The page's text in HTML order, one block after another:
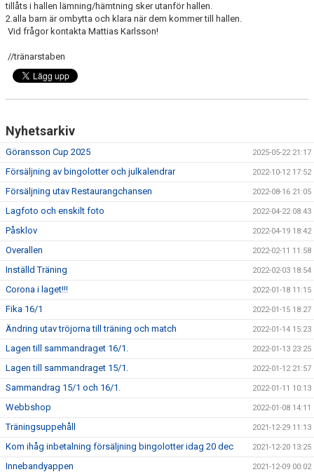
DOKUMENT
KONTAKT
BETALNINGSINFORMATION
tillåts i hallen lämning/hämtning sker utanför hallen.
2.alla barn är ombytta och klara när dem kommer till hallen.
Vid frågor kontakta Mattias Karlsson!
//tränarstaben
Nyhetsarkiv
Göransson Cup 2025 2025-05-22 21:17
Försäljning av bingolotter och julkalendrar 2022-10-12 17:52
Försäljning utav Restaurangchansen 2022-08-16 21:05
Lagfoto och enskilt foto 2022-04-22 08:43
Påsklov 2022-04-19 18:42
Overallen 2022-02-11 11:58
Inställd Träning 2022-02-03 18:54
Corona i laget!!! 2022-01-18 11:15
Fika 16/1 2022-01-15 18:27
Ändring utav tröjorna till träning och match 2022-01-14 15:23
Lagen till sammandraget 16/1. 2022-01-13 23:25
Lagen till sammandraget 15/1. 2022-01-12 21:57
Sammandrag 15/1 och 16/1. 2022-01-11 10:13
Webbshop 2022-01-08 14:11
Träningsuppehåll 2021-12-29 11:13
Kom ihåg inbetalning försäljning bingolotter idag 20 dec 2021-12-20 13:25
Innebandyappen 2021-12-09 00:02